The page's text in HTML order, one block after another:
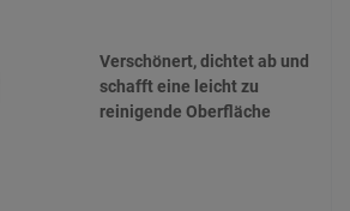
Verschönert, dichtet ab und
schafft eine leicht zu
reinigende Oberfläche